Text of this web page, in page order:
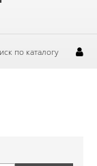
по каталогу